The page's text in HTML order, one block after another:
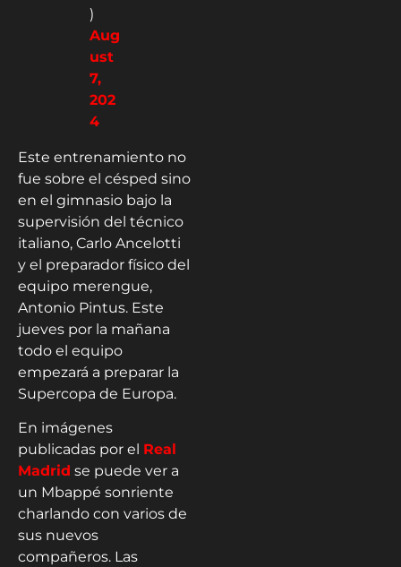
)
Aug
ust
7,
202
4
Este entrenamiento no
fue sobre el césped sino
en el gimnasio bajo la
supervisión del técnico
italiano, Carlo Ancelotti
y el preparador físico del
equipo merengue,
Antonio Pintus. Este
jueves por la mañana
todo el equipo
empezará a preparar la
Supercopa de Europa.
En imágenes
publicadas por el Real
Madrid se puede ver a
un Mbappé sonriente
charlando con varios de
sus nuevos
compañeros. Las